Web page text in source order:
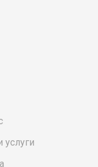
услуги